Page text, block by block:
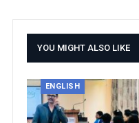
YOU MIGHT ALSO LIKE
ENGLISH